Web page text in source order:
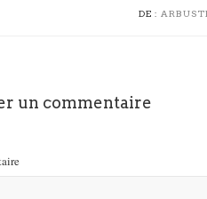
DE :
un commentaire